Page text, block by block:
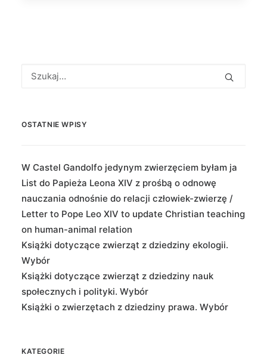
OSTATNIE WPISY
W Castel Gandolfo jedynym zwierzęciem byłam ja
List do Papieża Leona XIV z prośbą o odnowę
nauczania odnośnie do relacji człowiek-zwierzę /
Letter to Pope Leo XIV to update Christian teaching
on human-animal relation
Książki dotyczące zwierząt z dziedziny ekologii.
Wybór
Książki dotyczące zwierząt z dziedziny nauk
społecznych i polityki. Wybór
Książki o zwierzętach z dziedziny prawa. Wybór
KATEGORIE